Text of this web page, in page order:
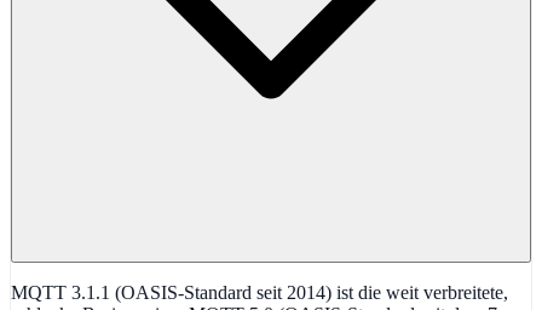
MQTT 3.1.1 (OASIS-Standard seit 2014) ist die weit verbreitete,